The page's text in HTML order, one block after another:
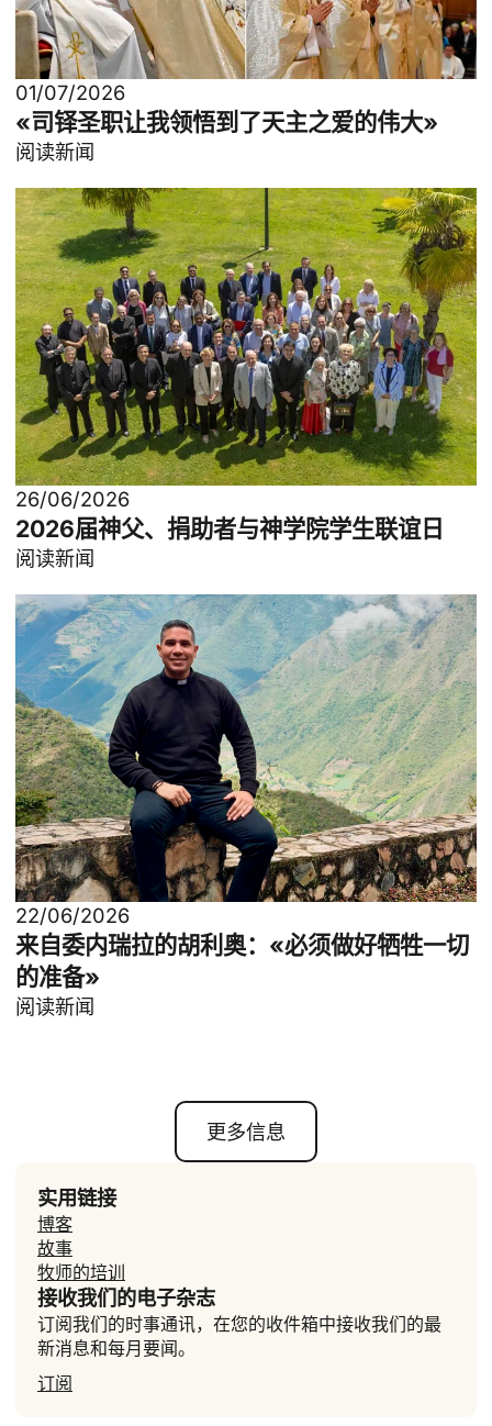
01/07/2026
«司铎圣职让我领悟到了天主之爱的伟大»
阅读新闻
26/06/2026
2026届神父、捐助者与神学院学生联谊日
阅读新闻
22/06/2026
来自委内瑞拉的胡利奥：«必须做好牺牲一切
的准备»
阅读新闻
更多信息
实用链接
博客
故事
牧师的培训
接收我们的电子杂志
订阅我们的时事通讯，在您的收件箱中接收我们的最
新消息和每月要闻。
订阅